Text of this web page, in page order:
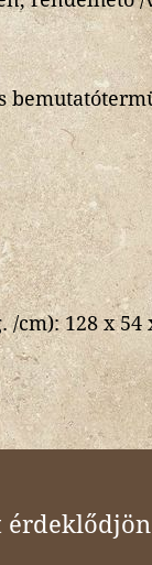
/cm):128 x 54